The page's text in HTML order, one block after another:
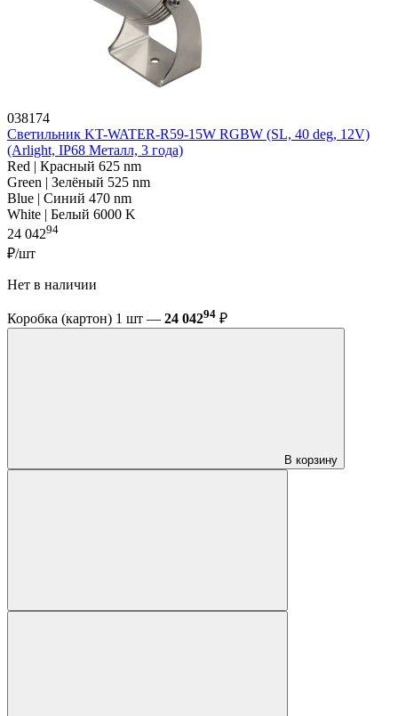
038174
Светильник KT-WATER-R59-15W RGBW (SL, 40 deg, 12V)
(Arlight, IP68 Металл, 3 года)
Red | Красный 625 nm
Green | Зелёный 525 nm
Blue | Синий 470 nm
White | Белый 6000 K
24 04294
₽/шт
Нет в наличии
Коробка (картон) 1 шт — 24 04294 ₽
В корзину